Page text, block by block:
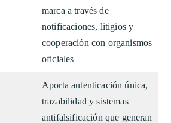
marca a través de
notificaciones, litigios y
cooperación con organismos
oficiales
Aporta autenticación única,
trazabilidad y sistemas
antifalsificación que generan